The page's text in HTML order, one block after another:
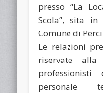
presso “La
Scola”, sita
Comune di
Le relazioni
riservate alla
personale